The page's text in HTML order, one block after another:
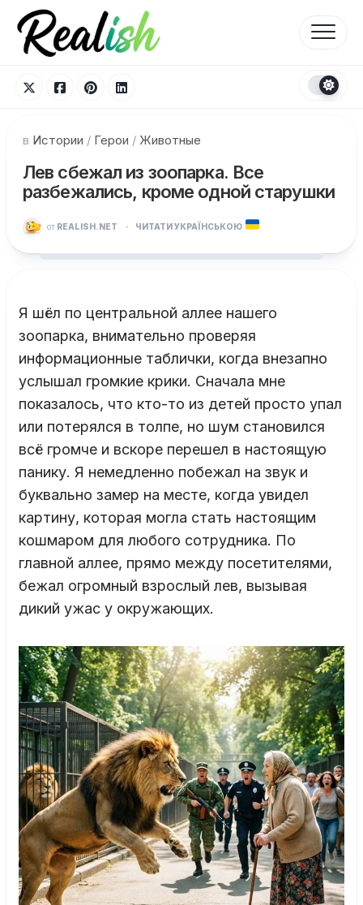
Перейти
содержанию
в Истории / Герои / Животные
Лев cбежал из зоопарка. Все
разбежались, кроме одной старушки
от REALISH.NET · ЧИТАТИ УКРАЇНСЬКОЮ
Я шёл по центральной аллее нашего
зоопарка, внимательно проверяя
информационные таблички, когда внезапно
услышал громкие крики. Сначала мне
показалось, что кто-то из детей просто упал
или потерялся в толпе, но шум становился
всё громче и вскоре перешел в настоящую
панику. Я немедленно побежал на звук и
буквально замер на месте, когда увидел
картину, которая могла стать настоящим
кошмаром для любого сотрудника. По
главной аллее, прямо между посетителями,
бежал огромный взрослый лев, вызывая
дикий ужас у окружающих.